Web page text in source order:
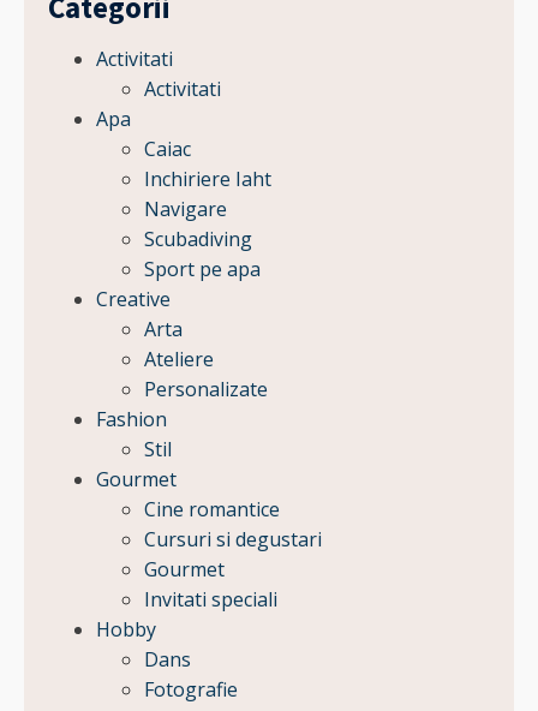
Activitati
Activitati
Apa
Caiac
Inchiriere Iaht
Navigare
Scubadiving
Sport pe apa
Creative
Arta
Ateliere
Personalizate
Fashion
Stil
Gourmet
Cine romantice
Cursuri si degustari
Gourmet
Invitati speciali
Hobby
Dans
Fotografie